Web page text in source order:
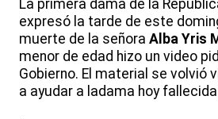
La primera dama de la
expresó la tarde de este
muerte de la señora Alba Yris
menor de edad hizo un video
Gobierno. El material se volvió
a ayudar a ladama hoy